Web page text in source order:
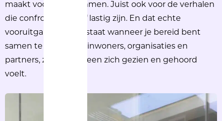
maakt voor stemmen. Juist ook voor de verhalen
die confronterend of lastig zijn. En dat echte
vooruitgang
ontstaat wanneer je bereid bent
samen te inwoners, organisaties en
partners, zodat iedereen zich gezien en gehoord
voelt.